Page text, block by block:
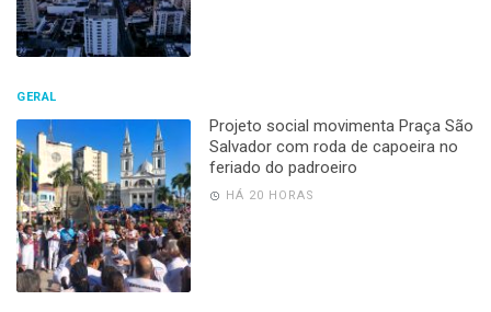
GERAL
Projeto social movimenta Praça São
Salvador com roda de capoeira no
feriado do padroeiro
HÁ 20 HORAS